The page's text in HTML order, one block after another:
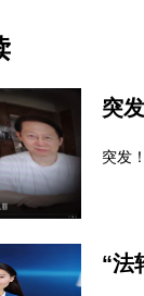
突
突发
“法